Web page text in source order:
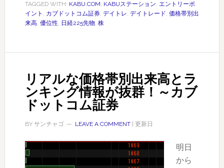
別
出
ト
レ
座
【１】
TAGGED WITH: KABU.COM, KABUステーション, エントリーポ
イント , カブドットコム証券, デイトレ, デイトレード, 価格帯別出
来高, 優位性, 日経225先物, 株
リアルな価格帯別出来高とラ
ンキング情報が抜群！～カブ
ドットコム証券
BY サンチャゴ LEAVE A COMMENT| 更新日
明日
から